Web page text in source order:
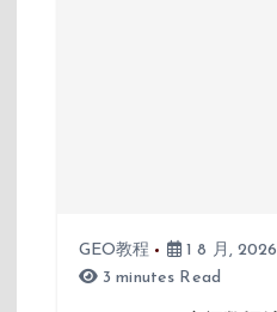
GEO教程 1 8 月, 2026
3 minutes Read